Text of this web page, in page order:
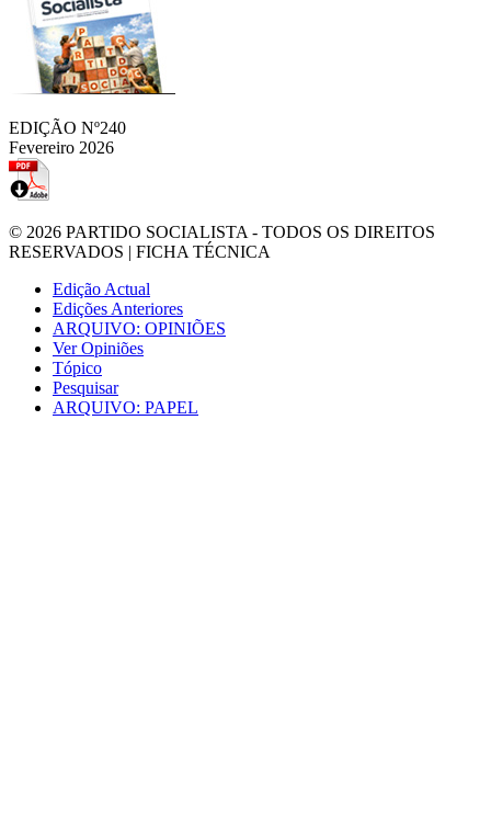
EDIÇÃO Nº240
Fevereiro 2026
© 2026 PARTIDO SOCIALISTA - TODOS OS DIREITOS
RESERVADOS | FICHA TÉCNICA
Edição Actual
Edições Anteriores
ARQUIVO: OPINIÕES
Ver Opiniões
Tópico
Pesquisar
ARQUIVO: PAPEL